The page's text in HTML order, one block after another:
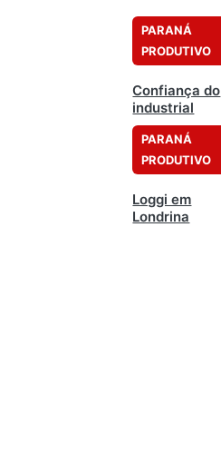
PARANÁ
PRODUTIVO
Confiança do
industrial
PARANÁ
PRODUTIVO
Loggi em
Londrina